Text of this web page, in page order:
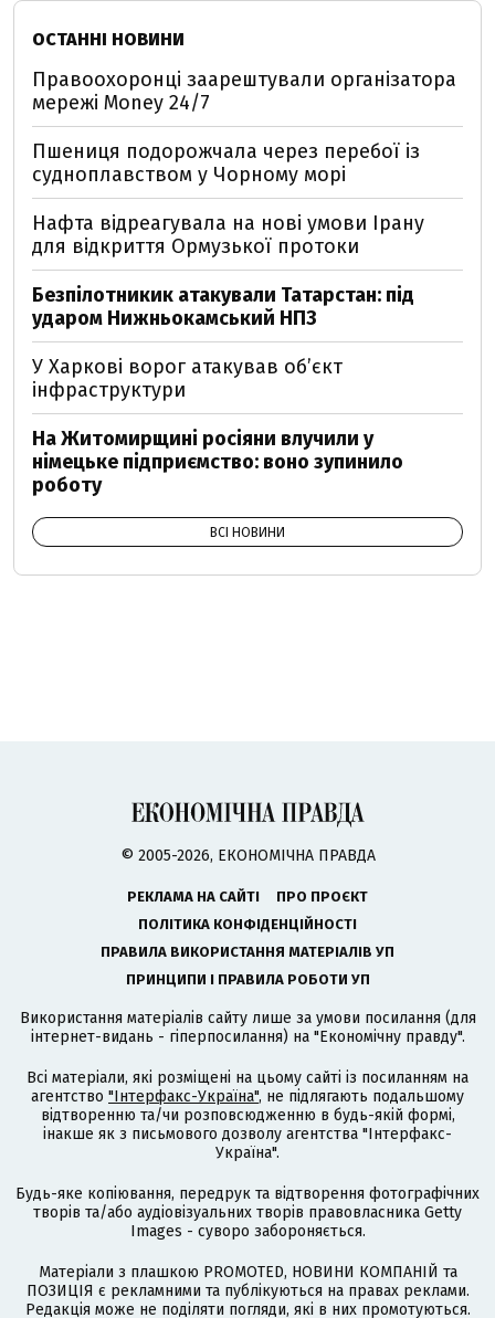
ОСТАННІ НОВИНИ
Правоохоронці заарештували організатора
мережі Money 24/7
Пшениця подорожчала через перебої із
судноплавством у Чорному морі
Нафта відреагувала на нові умови Ірану
для відкриття Ормузької протоки
Безпілотникик атакували Татарстан: під
ударом Нижньокамський НПЗ
У Харкові ворог атакував обʼєкт
інфраструктури
На Житомирщині росіяни влучили у
німецьке підприємство: воно зупинило
роботу
ВСІ НОВИНИ
© 2005-2026, ЕКОНОМІЧНА ПРАВДА
РЕКЛАМА НА САЙТІ
ПРО ПРОЄКТ
ПОЛІТИКА КОНФІДЕНЦІЙНОСТІ
ПРАВИЛА ВИКОРИСТАННЯ МАТЕРІАЛІВ УП
ПРИНЦИПИ І ПРАВИЛА РОБОТИ УП
Використання матеріалів сайту лише за умови посилання (для
інтернет-видань - гіперпосилання) на "Економічну правду".
Всі матеріали, які розміщені на цьому сайті із посиланням на
агентство "Інтерфакс-Україна", не підлягають подальшому
відтворенню та/чи розповсюдженню в будь-якій формі,
інакше як з письмового дозволу агентства "Інтерфакс-
Україна".
Будь-яке копіювання, передрук та відтворення фотографічних
творів та/або аудіовізуальних творів правовласника Getty
Images - суворо забороняється.
Матеріали з плашкою PROMOTED, НОВИНИ КОМПАНІЙ та
ПОЗИЦІЯ є рекламними та публікуються на правах реклами.
Редакція може не поділяти погляди, які в них промотуються.